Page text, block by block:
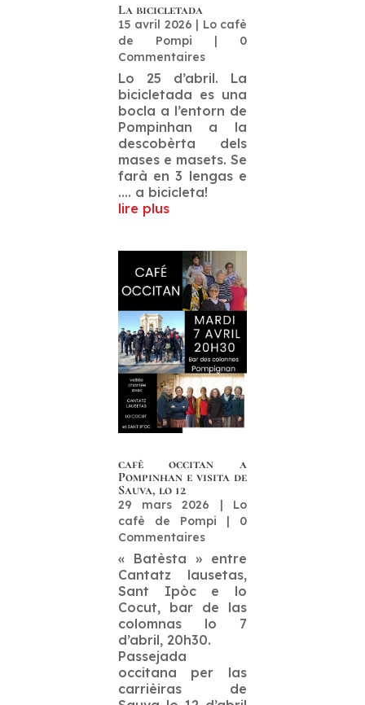
La bicicletada
15 avril 2026 | Lo cafè
de Pompi | 0
Commentaires
Lo 25 d’abril. La
bicicletada es una
bocla a l’entorn de
Pompinhan a la
descobèrta dels
mases e masets. Se
farà en 3 lengas e
…. a bicicleta!
lire plus
cafè occitan a
Pompinhan e visita de
Sauva, lo 12
29 mars 2026 | Lo
cafè de Pompi | 0
Commentaires
« Batèsta » entre
Cantatz lausetas,
Sant Ipòc e lo
Cocut, bar de las
colomnas lo 7
d’abril, 20h30.
Passejada
occitana per las
carrièiras de